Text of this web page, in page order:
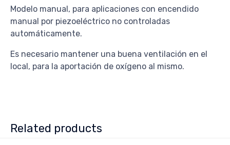
Modelo manual, para aplicaciones con encendido
manual por piezoeléctrico no controladas
automáticamente.
Es necesario mantener una buena ventilación en el
local, para la aportación de oxígeno al mismo.
Related products